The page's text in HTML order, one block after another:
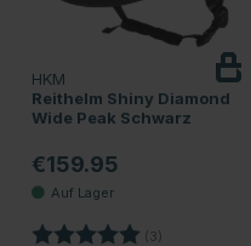
HKM
Reithelm Shiny Diamond
Wide Peak Schwarz
€159.95
Bewertung: (3)